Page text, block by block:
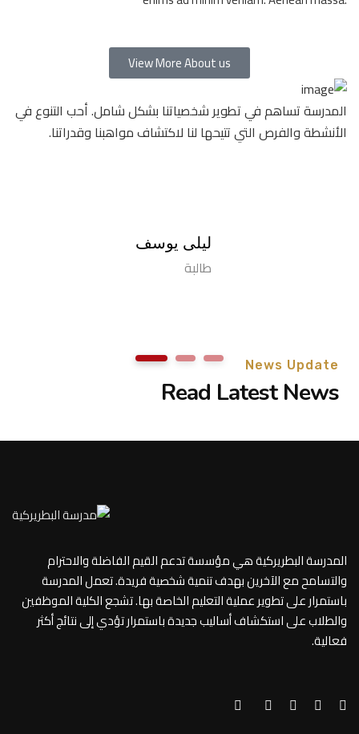
View More About us
المدرسة تساهم في تطوير شخصياتنا بشكل شامل. أحب التنوع في
الأنشطة والفرص التي تتيحها لنا لاكتشاف مواهبنا وقدراتنا.
ليلى يوسف
طالبة
1 2 3 News Update
Read Latest News
المدرسة البطريركية هي مؤسسة تدعم القيم الفاضلة والاحترام
والتسامح مع الآخرين بهدف تنمية شخصية فريدة. تعمل المدرسة
باستمرار على تطوير عملية التعليم الخاصة بها. تشجع الكلية الموظفين
والطلاب على استكشاف أساليب جديدة باستمرار تؤدي إلى نتائج أكثر
فعالية.